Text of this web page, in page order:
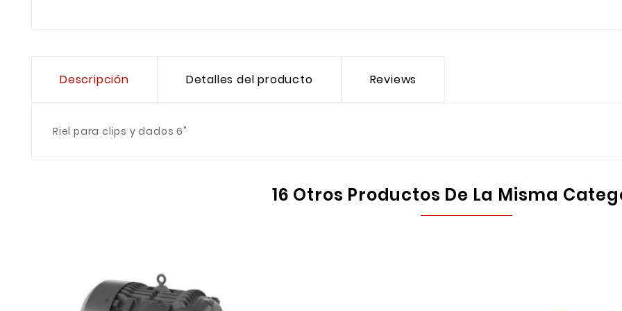
Descripción Detalles del producto Reviews
Riel para clips y dados 6"
16 Otros Productos De La Misma